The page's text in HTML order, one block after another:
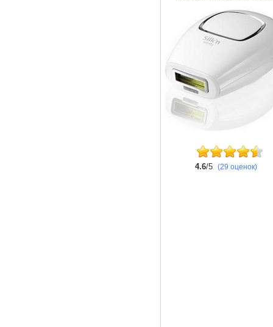
4.6/5 (29 оценок)